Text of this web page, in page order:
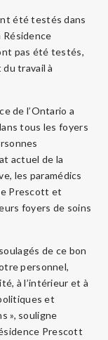
été testés dans
pas été testés,
travail à
de l’Ontario a
tous les foyers
actuel de la
les paramédics
Prescott et
foyers de soins
de ce bon
personnel,
à l’intérieur et à
et
», souligne
Prescott